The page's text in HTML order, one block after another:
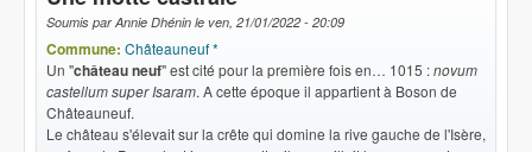
Soumis parAnnie Dhénin le ven, 21/01/2022 - 20:09
Commune: Châteauneuf *
Un "château neuf" est cité pour la première fois en… 1015 :novum
castellum super Isaram. A cette époque il appartient à Boson de
Châteauneuf.
Le château s'élevait sur la crête qui domine la rive gauche de l'Isère,